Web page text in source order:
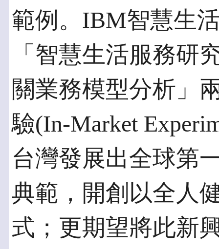
範例。IBM智慧生
「智慧生活服務研
關業務模型分析」
驗(In-Market
台灣發展出全球第
典範，開創以全人
式；更期望將此新